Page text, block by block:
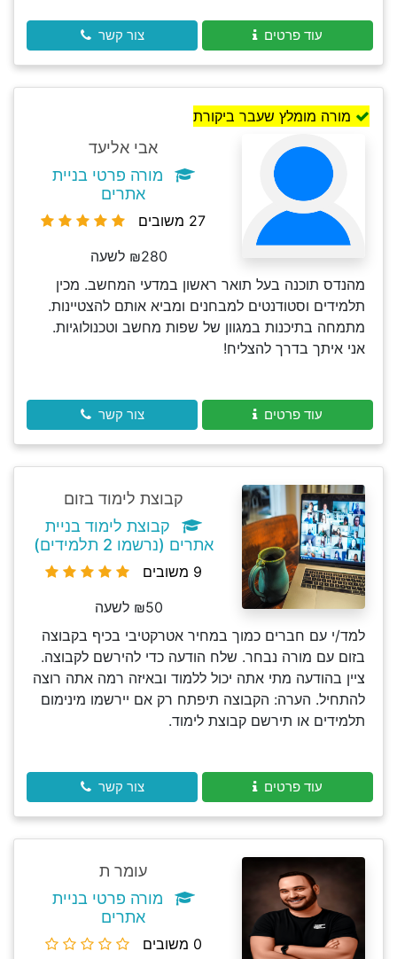
עוד פרטים צור קשר
מורה מומלץ שעבר ביקורת
אבי אליעד
מורה פרטי בניית
אתרים
27 משובים
₪280 לשעה
מהנדס תוכנה בעל תואר ראשון במדעי המחשב. מכין
תלמידים וסטודנטים למבחנים ומביא אותם להצטיינות.
מתמחה בתיכנות במגוון של שפות מחשב וטכנולוגיות.
אני איתך בדרך להצליח!
עוד פרטים צור קשר
קבוצת לימוד בזום
קבוצת לימוד בניית
אתרים (נרשמו 2 תלמידים)
9 משובים
₪50 לשעה
למד/י עם חברים כמוך במחיר אטרקטיבי בכיף בקבוצה
בזום עם מורה נבחר. שלח הודעה כדי להירשם לקבוצה.
ציין בהודעה מתי אתה יכול ללמוד ובאיזה רמה אתה רוצה
להתחיל. הערה: הקבוצה תיפתח רק אם יירשמו מינימום
תלמידים או תירשם קבוצת לימוד.
עוד פרטים צור קשר
עומר ת
מורה פרטי בניית
אתרים
0 משובים